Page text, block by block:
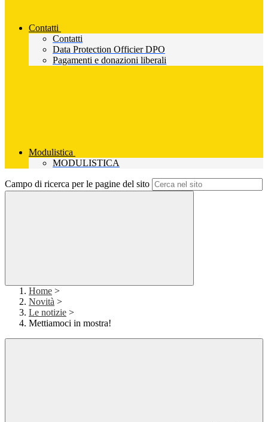
Contatti
Contatti
Data Protection Officier DPO
Pagamenti e donazioni liberali
Modulistica
MODULISTICA
Campo di ricerca per le pagine del sito
Home >
Novità >
Le notizie >
Mettiamoci in mostra!